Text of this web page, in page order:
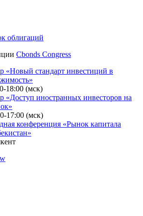
облигаций
Cbonds Congress
«Новый стандарт инвестиций в
18:00 (мск)
«Доступ иностранных инвесторов на
17:00 (мск)
конференция «Рынок капитала